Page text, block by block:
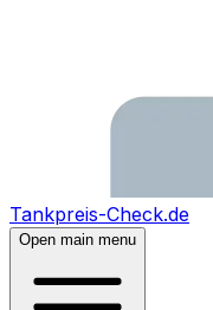
Tankpreis-Check.de
Open main menu